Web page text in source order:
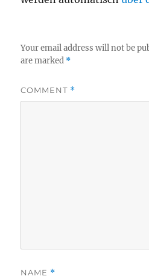
Your email address will not be
are marked *
COMMENT *
NAME *